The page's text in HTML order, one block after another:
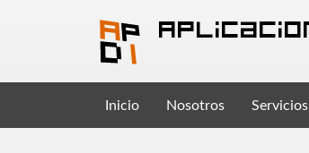
Inicio Nosotros Servicios